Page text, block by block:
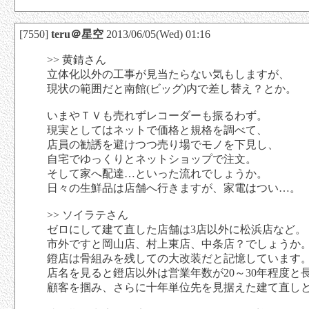
[7550] teru＠星空2013/06/05(Wed) 01:16
>> 黄錆さん
立体化以外の工事が見当たらない気もしますが、
現状の範囲だと南館(ビッグ)内で差し替え？とか。
いまやＴＶも売れずレコーダーも振るわず。
現実としてはネットで価格と規格を調べて、
店員の勧誘を避けつつ売り場でモノを下見し、
自宅でゆっくりとネットショップで注文。
そして家へ配達…といった流れでしょうか。
日々の生鮮品は店舗へ行きますが、家電はつい…。
>> ソイラテさん
ゼロにして建て直した店舗は3店以外に松浜店など。
市外ですと岡山店、村上東店、中条店？でしょうか。
鐙店は骨組みを残しての大改装だと記憶しています。
店名を見ると鐙店以外は営業年数が20～30年程度と長
顧客を掴み、さらに十年単位先を見据えた建て直しと